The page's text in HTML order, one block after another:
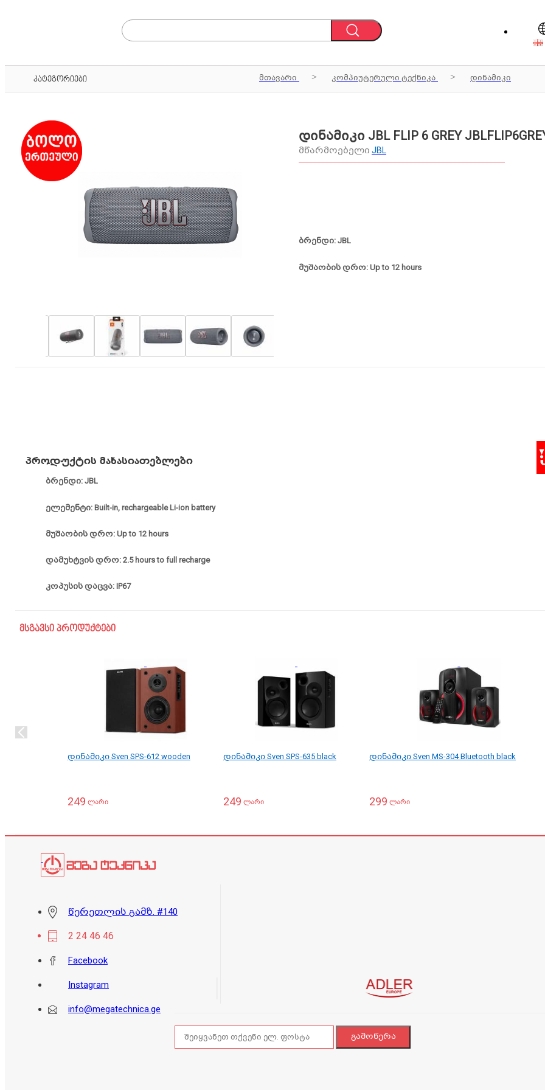
კატეგორიები მთავარი კომპიუტერული ტექნიკა დინამიკი
დინამიკი JBL FLIP 6 GREY
მწარმოებელი JBL
ბრენდი: JBL
მუშაობის დრო: Up to 12 hours
პროდუქტის მახასიათებლები
ბრენდი: JBL
ელემენტი: Built-in, rechargeable Li-ion battery
მუშაობის დრო: Up to 12 hours
დამუხტვის დრო: 2.5 hours to full recharge
კოპუსის დაცვა: IP67
მსგავსი პროდუქტები
დინამიკი Sven SPS-612 wooden
249 ლარი
დინამიკი Sven SPS-635 black
249 ლარი
დინამიკი Sven MS-304 Bluetooth black
299 ლარი
წერეთლის გამზ. #140
2 24 46 46
Facebook
Instagram
info@megatechnica.ge